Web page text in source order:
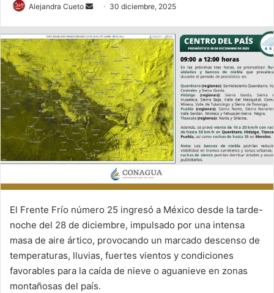
Alejandra Cueto
Send
email
30 diciembre, 2025
El Frente Frío número 25 ingresó a México desde la tarde-
noche del 28 de diciembre, impulsado por una intensa
masa de aire ártico, provocando un marcado descenso de
temperaturas, lluvias, fuertes vientos y condiciones
favorables para la caída de nieve o aguanieve en zonas
montañosas del país.